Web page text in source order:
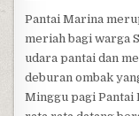
Pantai Marina
meriah bagi warga
udara pantai dan
deburan ombak
Minggu pagi Pantai